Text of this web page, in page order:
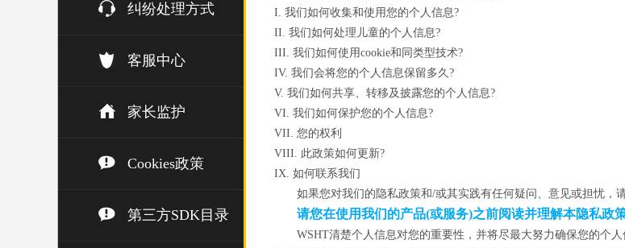
纠纷处理方式
客服中心
家长监护
Cookies政策
第三方SDK目录
I. 我们如何收集和使用您的个人信息?
II. 我们如何处理儿童的个人信息?
III. 我们如何使用cookie和同类型技术?
IV. 我们会将您的个人信息保留多久?
V. 我们如何共享、转移及披露您的个人信息?
VI. 我们如何保护您的个人信息?
VII. 您的权利
VIII. 此政策如何更新?
IX. 如何联系我们
如果您对我们的隐私政策和/或其实践有任何疑问、意见或担忧，
请您在使用我们的产品(或服务)之前阅读并理解本隐私政策
WSHT清楚个人信息对您的重要性，并将尽最大努力确保您的个